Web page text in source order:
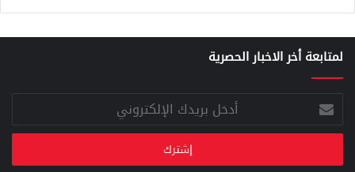
لمتابعة أخر الاخبار الحصرية
أدخل
بريدك
الإلكتروني